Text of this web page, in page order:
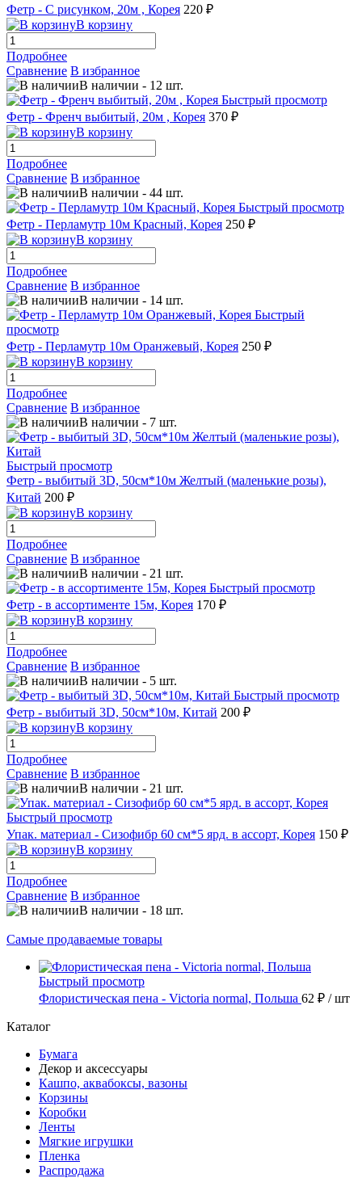
Фетр - С рисунком, 20м , Корея 220 ₽
В корзину
Подробнее
Сравнение В избранное
В наличии - 12 шт.
Быстрый просмотр
Фетр - Френч выбитый, 20м , Корея 370 ₽
В корзину
Подробнее
Сравнение В избранное
В наличии - 44 шт.
Быстрый просмотр
Фетр - Перламутр 10м Красный, Корея 250 ₽
В корзину
Подробнее
Сравнение В избранное
В наличии - 14 шт.
Быстрый
просмотр
Фетр - Перламутр 10м Оранжевый, Корея 250 ₽
В корзину
Подробнее
Сравнение В избранное
В наличии - 7 шт.
Быстрый просмотр
Фетр - выбитый 3D, 50см*10м Желтый (маленькие розы),
Китай 200 ₽
В корзину
Подробнее
Сравнение В избранное
В наличии - 21 шт.
Быстрый просмотр
Фетр - в ассортименте 15м, Корея 170 ₽
В корзину
Подробнее
Сравнение В избранное
В наличии - 5 шт.
Быстрый просмотр
Фетр - выбитый 3D, 50см*10м, Китай 200 ₽
В корзину
Подробнее
Сравнение В избранное
В наличии - 21 шт.
Быстрый просмотр
Упак. материал - Сизофибр 60 см*5 ярд. в ассорт, Корея 150 ₽
В корзину
Подробнее
Сравнение В избранное
В наличии - 18 шт.
Самые продаваемые товары
Быстрый просмотр
Флористическая пена - Victoria normal, Польша 62 ₽ / шт
Каталог
Бумага
Декор и аксессуары
Кашпо, аквабоксы, вазоны
Корзины
Коробки
Ленты
Мягкие игрушки
Пленка
Распродажа